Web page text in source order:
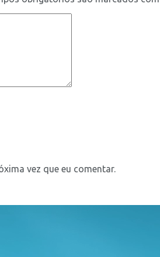
vez que eu comentar.